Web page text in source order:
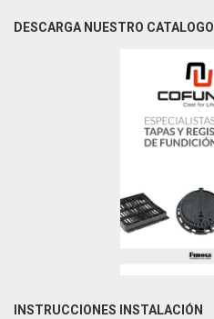
DESCARGA NUESTRO CATALOGO
INSTRUCCIONES INSTALACIÓN